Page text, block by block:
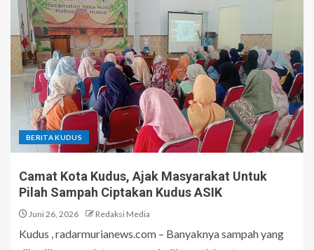
BERITA KUDUS
Camat Kota Kudus, Ajak Masyarakat Untuk
Pilah Sampah Ciptakan Kudus ASIK
Juni 26, 2026 Redaksi Media
Kudus , radarmurianews.com – Banyaknya sampah yang